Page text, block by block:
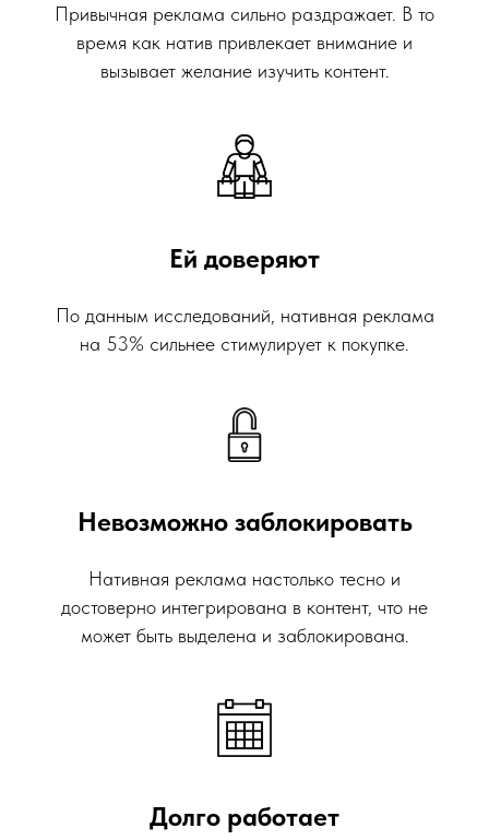
Привычная реклама сильно раздражает. В то
время как натив привлекает внимание и
вызывает желание изучить контент.
Ей доверяют
По данным исследований, нативная реклама
на 53% сильнее стимулирует к покупке.
Невозможно заблокировать
Нативная реклама настолько тесно и
достоверно интегрирована в контент, что не
может быть выделена и заблокирована.
Долго работает